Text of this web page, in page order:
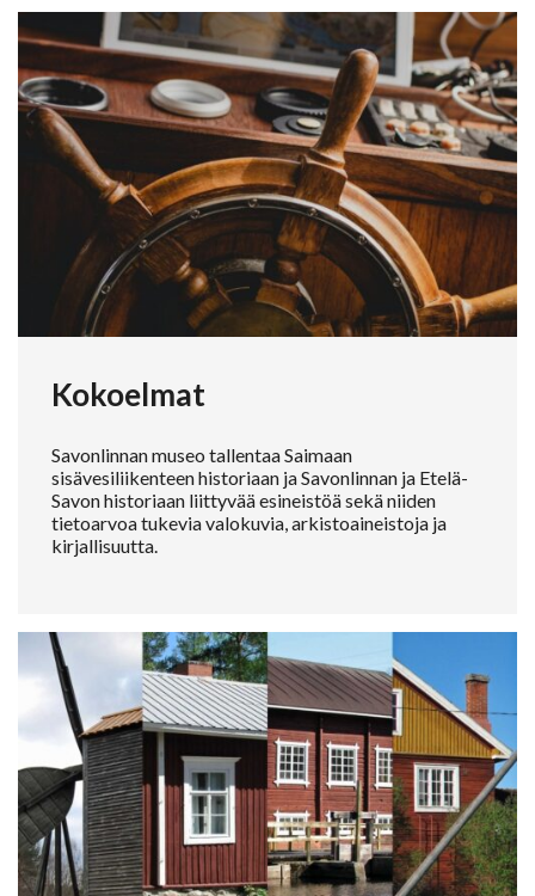
Kokoelmat
Savonlinnan museo tallentaa Saimaan
sisävesiliikenteen historiaan ja Savonlinnan ja Etelä-
Savon historiaan liittyvää esineistöä sekä niiden
tietoarvoa tukevia valokuvia, arkistoaineistoja ja
kirjallisuutta.